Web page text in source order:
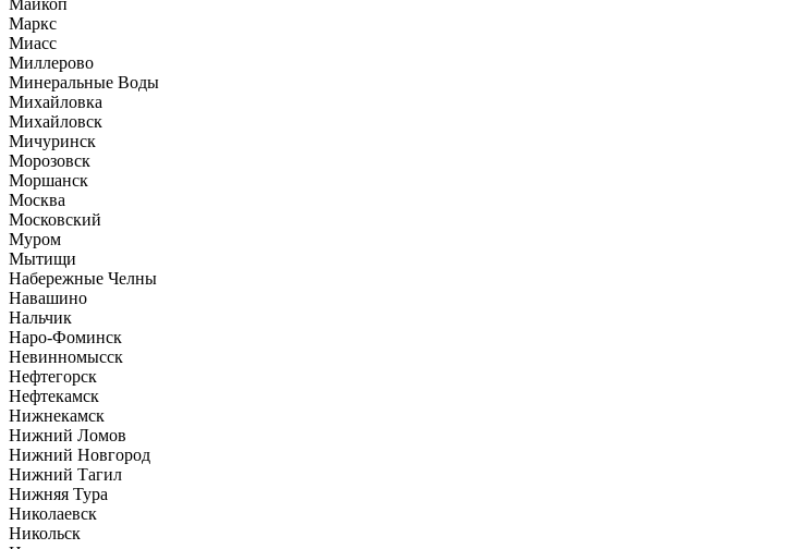
Майкоп
Маркс
Миасс
Миллерово
Минеральные Воды
Михайловка
Михайловск
Мичуринск
Морозовск
Моршанск
Москва
Московский
Муром
Мытищи
Набережные Челны
Навашино
Нальчик
Наро-Фоминск
Невинномысск
Нефтегорск
Нефтекамск
Нижнекамск
Нижний Ломов
Нижний Новгород
Нижний Тагил
Нижняя Тура
Николаевск
Никольск